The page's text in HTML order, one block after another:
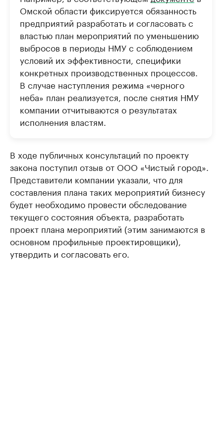
Омской области фиксируется обязанность
предприятий разработать и согласовать с
властью план мероприятий по уменьшению
выбросов в периоды НМУ с соблюдением
условий их эффективности, специфики
конкретных производственных процессов.
В случае наступления режима «черного
неба» план реализуется, после снятия НМУ
компании отчитываются о результатах
исполнения властям.
В ходе публичных консультаций по проекту
закона поступил отзыв от ООО «Чистый город».
Представители компании указали, что для
составления плана таких мероприятий бизнесу
будет необходимо провести обследование
текущего состояния объекта, разработать
проект плана мероприятий (этим занимаются в
основном профильные проектировщики),
утвердить и согласовать его.